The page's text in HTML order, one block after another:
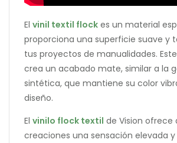
El vinil textil flock es un material
proporciona una superficie suave y
tus proyectos de manualidades.
crea un acabado mate, similar a la
sintética, que mantiene su color
diseño.
El vinilo flock textil de Vision ofrece
creaciones una sensación elevada